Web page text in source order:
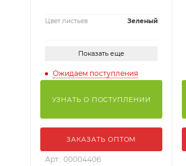
Цвет листьев Зеленый
Показать еще
Ожидаем поступления
УЗНАТЬ О ПОСТУПЛЕНИИ
ЗАКАЗАТЬ ОПТОМ
Арт.: 00004406